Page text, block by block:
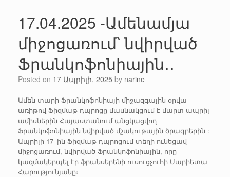
17.04.2025 -Ամենամյա
միջոցառում՝ նվիրված
Ֆրանկոֆոնիային․․
Posted on 17 Ապրիլի, 2025 by narine
Ամեն տարի Ֆրանկոֆոնիայի միջազգային օրվա
առիթով Ֆիզմաթ դպրոցը մասնակցում է մարտ-ապրիլ
ամիսներին Հայաստանում անցկացվող
Ֆրանկոֆոնիային նվիրված մշակութային ծրագրերին :
Ապրիլի 17–ին Ֆիզմաթ դպրոցում տեղի ունեցավ
միջոցառում, նվիրված Ֆրանկոֆոնիային, որը
կազմակերպել էր ֆրանսերենի ուսուցչուհի Մարիետա
Հարությունյանը։